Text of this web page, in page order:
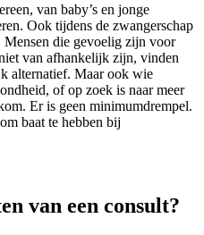
van baby’s en jonge
Ook tijdens de zwangerschap
Mensen die gevoelig zijn voor
van afhankelijk zijn, vinden
alternatief. Maar ook wie
of op zoek is naar meer
Er is geen minimumdrempel.
baat te hebben bij
van een consult?